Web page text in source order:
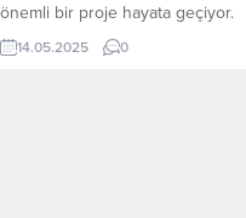
önemli bir proje hayata geçiyor.
Tüzel kişilik kazandırılan ve altyapı
çalışmaları tamamlanan Jeotermal
14.05.2025 0